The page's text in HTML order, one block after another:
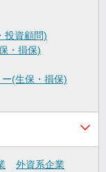
投資顧問)
・損保)
(生保・損保)
外資系企業